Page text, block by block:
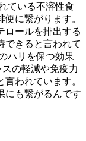
ている不溶性食
に繋がります。
ロールを排出する
できると言われて
ハリを保つ効果
の軽減や免疫力
われています。
にも繋がるんです